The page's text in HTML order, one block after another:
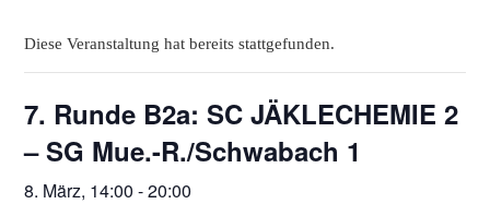
Diese Veranstaltung hat bereits stattgefunden.
7. Runde B2a: SC JÄKLECHEMIE 2
– SG Mue.-R./Schwabach 1
8. März, 14:00 -20:00